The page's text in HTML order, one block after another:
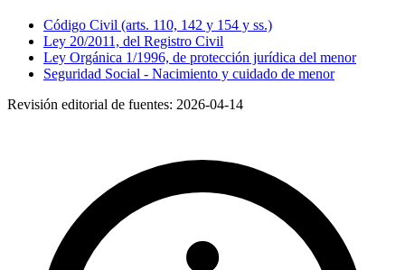
Código Civil (arts. 110, 142 y 154 y ss.)
Ley 20/2011, del Registro Civil
Ley Orgánica 1/1996, de protección jurídica del menor
Seguridad Social - Nacimiento y cuidado de menor
Revisión editorial de fuentes: 2026-04-14